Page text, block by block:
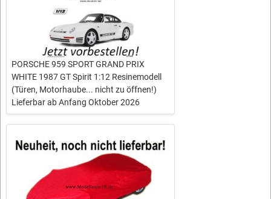
PORSCHE 959 SPORT GRAND PRIX
WHITE 1987 GT Spirit 1:12 Resinemodell
(Türen, Motorhaube... nicht zu öffnen!)
Lieferbar ab Anfang Oktober 2026